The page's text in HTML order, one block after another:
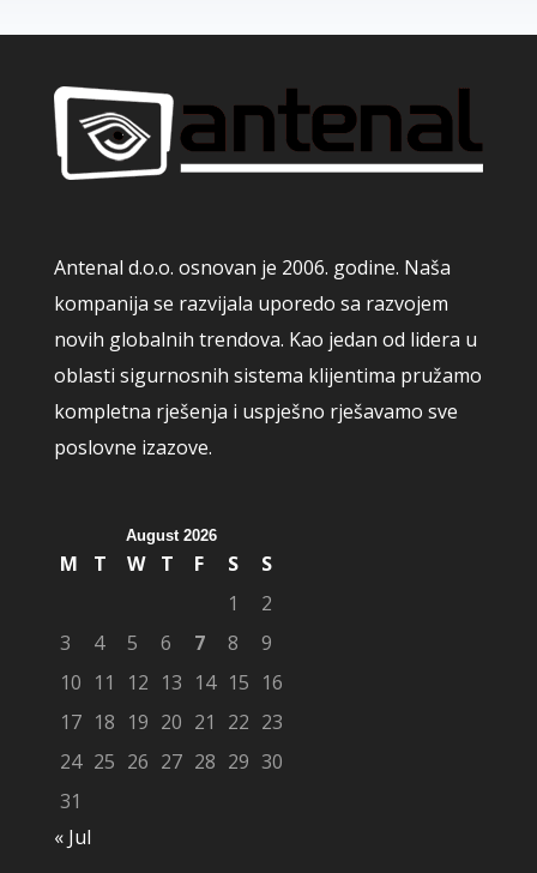
Antenal d.o.o. osnovan je 2006. godine. Naša
kompanija se razvijala uporedo sa razvojem
novih globalnih trendova. Kao jedan od lidera u
oblasti sigurnosnih sistema klijentima pružamo
kompletna rješenja i uspješno rješavamo sve
poslovne izazove.
August 2026
M T W T F S
S
1
2
3
4 5 6 7 8
9
10 11 12 13 14 15 16
17 18 19 20 21 22 23
24 25 26 27 28 29 30
31
« Jul